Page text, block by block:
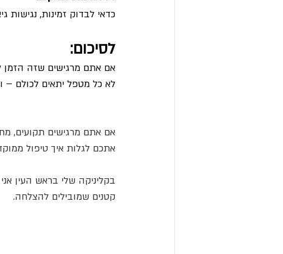
כדאי לבדוק זמינות, נגישות
לסיכום:
אם אתם מרגישים שזה הזמן
לא כל מטפל יתאים לכולם –
אם אתם מרגישים תקועים,
אתכם לגלות איך טיפול
בקליניקה שלי בראש העין
קטנים שמובילים להצלחה.